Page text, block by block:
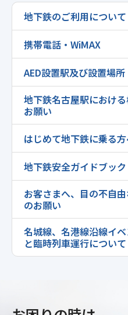
地下鉄のご利用について
携帯電話・WiMAX
AED設置駅及び設置場所
地下鉄名古屋駅におけ
お願い
はじめて地下鉄に乗る
地下鉄安全ガイドブック
お客さまへ、目の不自
のお願い
名城線、名港線沿線イ
と臨時列車運行について